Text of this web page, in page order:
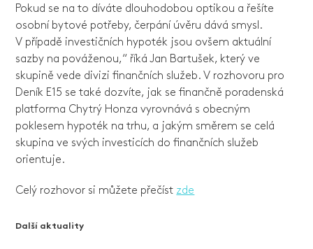
Pokud se na to díváte dlouhodobou optikou a řešíte
osobní bytové potřeby, čerpání úvěru dává smysl.
V případě investičních hypoték jsou ovšem aktuální
sazby na pováženou,“ říká Jan Bartušek, který ve
skupině vede divizi finančních služeb. V rozhovoru pro
Deník E15 se také dozvíte, jak se finančně poradenská
platforma Chytrý Honza vyrovnává s obecným
poklesem hypoték na trhu, a jakým směrem se celá
skupina ve svých investicích do finančních služeb
orientuje.
Celý rozhovor si můžete přečíst zde
Další aktuality